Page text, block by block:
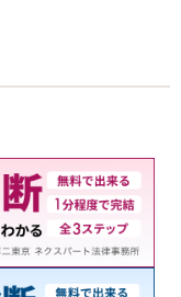
【子連